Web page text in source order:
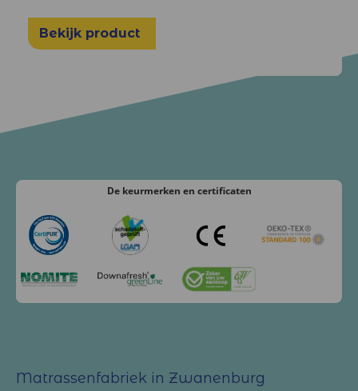
Bekijk product
De keurmerken en certificaten
Matrassenfabriek in Zwanenburg